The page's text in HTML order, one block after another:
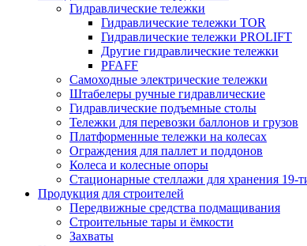
Гидравлические тележки
Гидравлические тележки TOR
Гидравлические тележки PROLIFT
Другие гидравлические тележки
PFAFF
Самоходные электрические тележки
Штабелеры ручные гидравлические
Гидравлические подъемные столы
Тележки для перевозки баллонов и грузов
Платформенные тележки на колесах
Ограждения для паллет и поддонов
Колеса и колесные опоры
Стационарные стеллажи для хранения 19-
Продукция для строителей
Передвижные средства подмащивания
Строительные тары и ёмкости
Захваты